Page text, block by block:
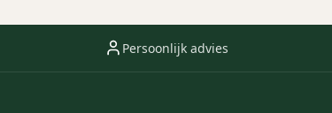
Persoonlijk advies